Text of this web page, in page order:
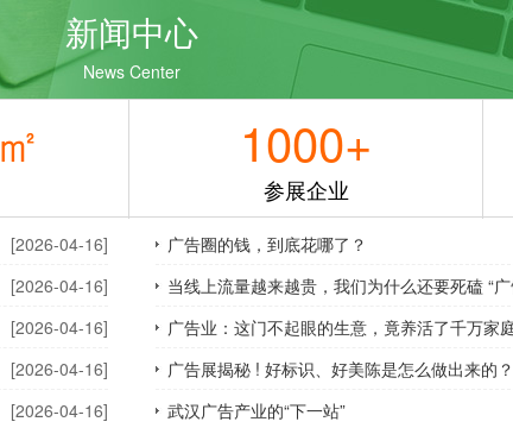
㎡ 1000+
参展企业
新闻中心
News Center
[2026-04-16]
[2026-04-16]
[2026-04-16]
[2026-04-16]
[2026-04-16]
行业资讯
广告圈的钱，到底花哪了？
当线上流量越来越贵，我们为什么还要死磕 “广
广告业：这门不起眼的生意，竟养活了千万家
广告展揭秘 ! 好标识、好美陈是怎么做出来的？
武汉广告产业的“下一站”